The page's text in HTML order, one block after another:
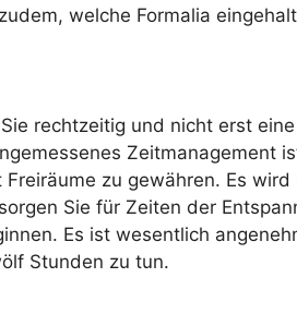
welche Formalia
rechtzeitig und nicht erst
Zeitmanagement
zu gewähren. Es wird
Sie für Zeiten der
Es ist wesentlich
Stunden zu tun.